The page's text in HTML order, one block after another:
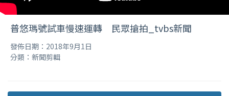
普悠瑪號試車慢速運轉 民眾搶拍_tvbs新聞
發佈日期：2018年9月1日
分類：新聞剪輯